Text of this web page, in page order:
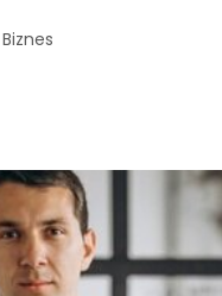
Biznes